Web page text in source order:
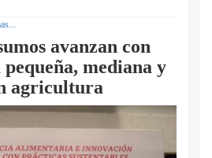
avanzan con
mediana y
agricultura